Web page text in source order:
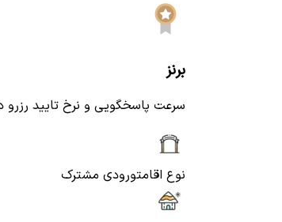
برنز
سرعت پاسخگویی و نرخ تایید
نوع اقامتورودی مشترک